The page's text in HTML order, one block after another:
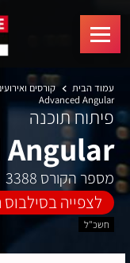
עמוד הבית קורסים
Advanced Angular
פיתוח תוכנה
Angular
מספר הקורס 3388
לצפייה
חשכ"ל